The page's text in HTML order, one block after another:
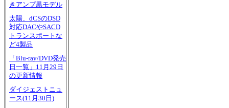
きアンプ黒モデル
太陽、dCSのDSD
対応DACやSACD
トランスポートな
ど4製品
「Blu-ray/DVD発売
日一覧」11月29日
の更新情報
ダイジェストニュ
ース(11月30日)